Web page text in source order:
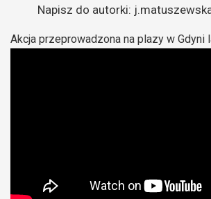
Napisz do autorki:
Akcja przeprowadzona na plazy w Gdyni